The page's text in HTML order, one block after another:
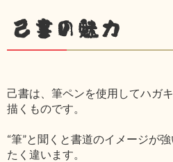
己書の魅力
己書は、筆ペンを使用してハガ
描くものです。
“筆”と聞くと書道のイメージが
たく違います。